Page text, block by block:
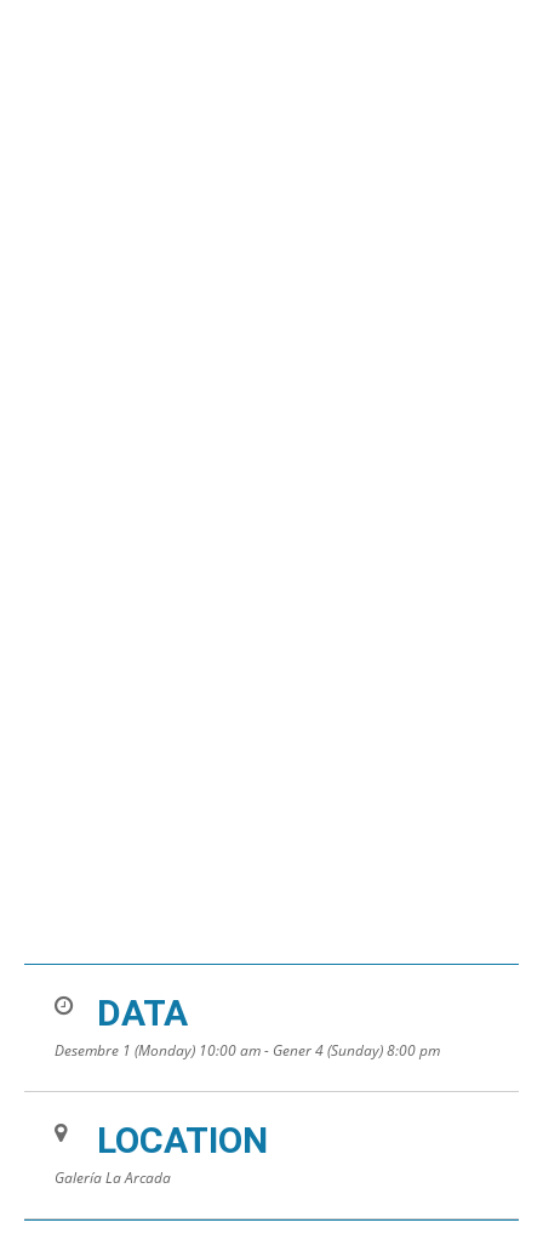
DATA
Desembre 1 (Monday) 10:00 am - Gener 4 (Sunday) 8:00 pm
LOCATION
Galería La Arcada